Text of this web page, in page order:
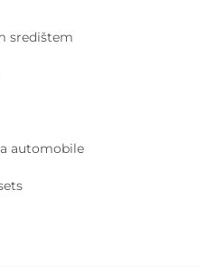
središtem
automobile